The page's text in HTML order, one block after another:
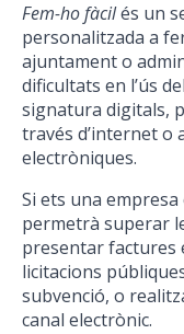
Fem-ho fàcilés un
personalitzada a
ajuntament o
dificultats en l’ús
signatura digitals,
través d’internet o
electròniques.
Si ets una
permetrà superar
presentar factures
licitacions
subvenció, o
canal electrònic.